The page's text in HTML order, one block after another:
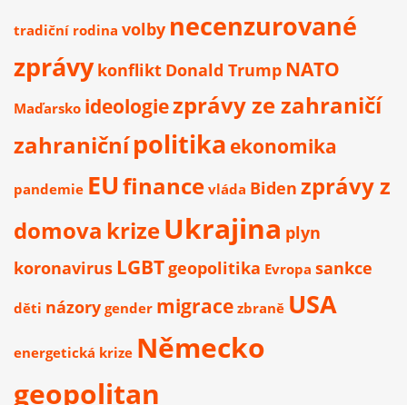
tradiční rodina volby necenzurované
zprávy konflikt Donald Trump NATO
Maďarsko ideologiezprávy ze zahraničí
zahraničnípolitika ekonomika
pandemie EUfinance vláda Biden zprávy z
domova krizeUkrajina plyn
koronavirus LGBTgeopolitika Evropa sankce
děti názory gender migrace zbraně USA
energetická krize Německo
geopolitan